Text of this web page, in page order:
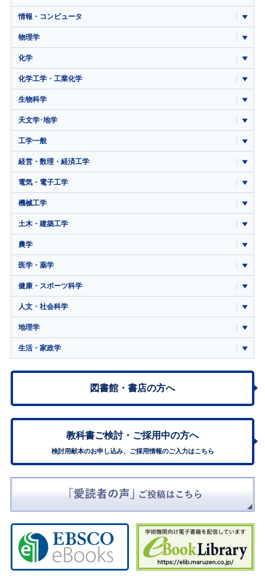
情報・コンピュータ
物理学
化学
化学工学・工業化学
生物科学
天文学･地学
工学一般
経営・数理・経済工学
電気・電子工学
機械工学
土木・建築工学
農学
医学・薬学
健康・スポーツ科学
人文・社会科学
地理学
生活・家政学
図書館・書店の方へ
教科書ご検討・ ご採用中の方へ
検討用献本のお申し込み、ご採用情報のご入力はこちら